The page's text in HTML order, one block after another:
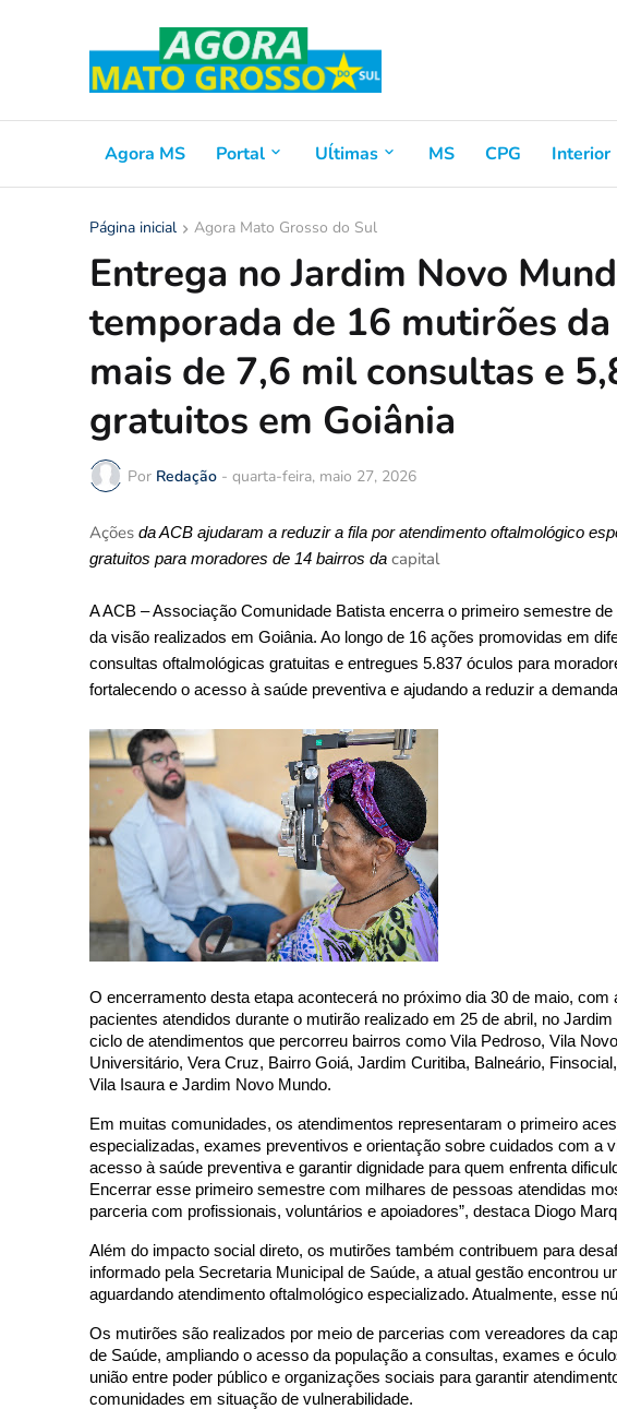
Agora MS Portal Uĺtimas MS CPG Interior
Página inicial Agora Mato Grosso do Sul
Entrega no Jardim Novo
temporada de 16 mutirões
mais de 7,6 mil consultas e
gratuitos em Goiânia
Por Redação - quarta-feira, maio 27, 2026
Ações da ACB ajudaram a reduzir a fila por atendimento oftalmológico
gratuitos para moradores de 14 bairros da capital
A ACB – Associação Comunidade Batista encerra o primeiro semestre
da visão realizados em Goiânia. Ao longo de 16 ações promovidas em
consultas oftalmológicas gratuitas e entregues 5.837 óculos para
fortalecendo o acesso à saúde preventiva e ajudando a reduzir a
O encerramento desta etapa acontecerá no próximo dia 30 de maio,
pacientes atendidos durante o mutirão realizado em 25 de abril, no
ciclo de atendimentos que percorreu bairros como Vila Pedroso, Vila
Universitário, Vera Cruz, Bairro Goiá, Jardim Curitiba, Balneário,
Vila Isaura e Jardim Novo Mundo.
Em muitas comunidades, os atendimentos representaram o primeiro
especializadas, exames preventivos e orientação sobre cuidados com a
acesso à saúde preventiva e garantir dignidade para quem enfrenta
Encerrar esse primeiro semestre com milhares de pessoas atendidas
parceria com profissionais, voluntários e apoiadores”, destaca Diogo
Além do impacto social direto, os mutirões também contribuem para
informado pela Secretaria Municipal de Saúde, a atual gestão encontrou
aguardando atendimento oftalmológico especializado. Atualmente, esse
Os mutirões são realizados por meio de parcerias com vereadores da
de Saúde, ampliando o acesso da população a consultas, exames e
união entre poder público e organizações sociais para garantir
comunidades em situação de vulnerabilidade.